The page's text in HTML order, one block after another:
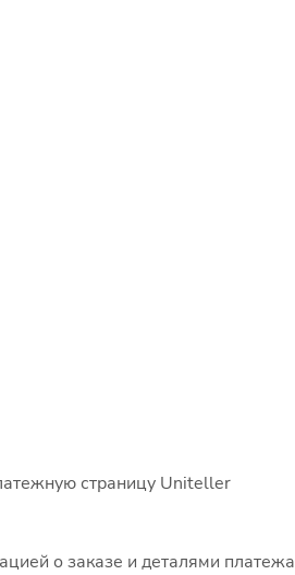
страницу Uniteller
о заказе и деталями платежа